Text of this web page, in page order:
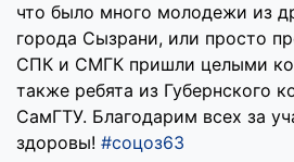
что было много молодежи из
города Сызрани, или просто
СПК и СМГК пришли целыми
также ребята из Губернского
СамГТУ. Благодарим всех за
здоровы! #cоцоз63